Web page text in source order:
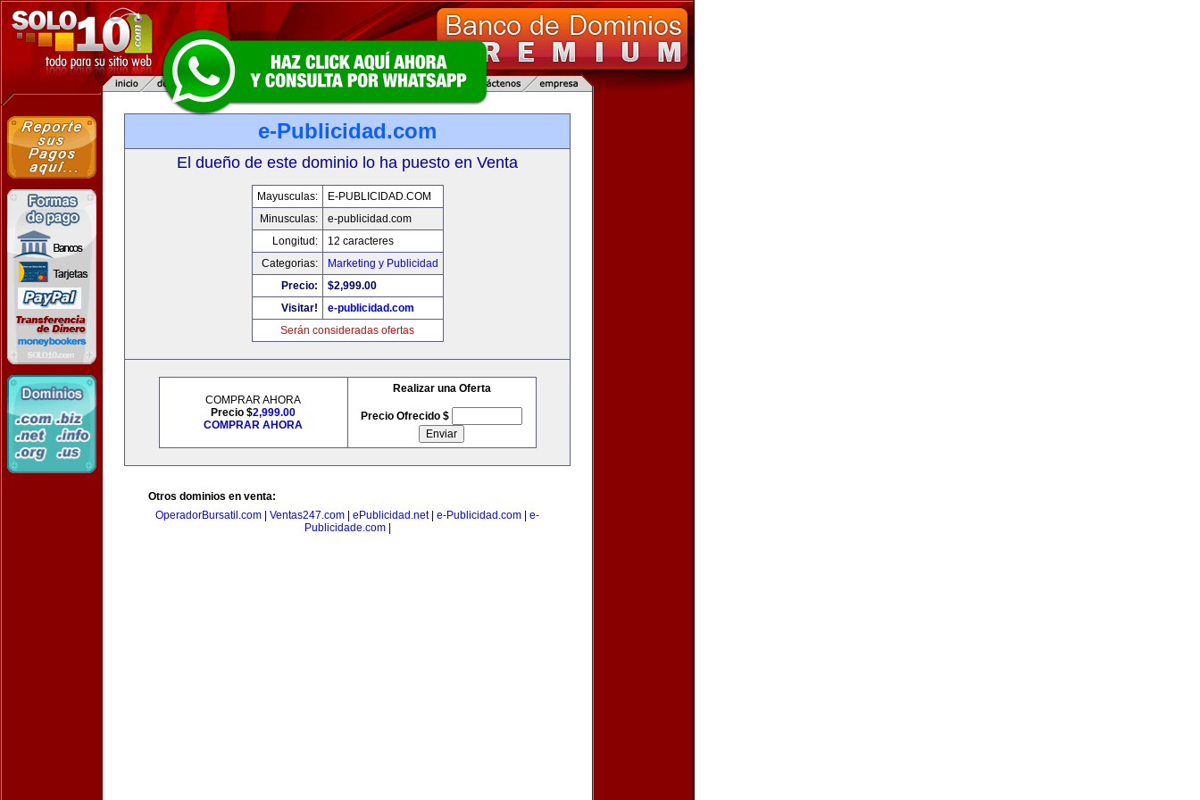
e-Publicidad.com
El dueño de este dominio lo ha puesto en Venta
Mayusculas:
E-PUBLICIDAD.COM
Minusculas:
e-publicidad.com
Longitud:
12 caracteres
Categorias:
Marketing y Publicidad
Precio:
$2,999.00
Visitar!
e-publicidad.com
Serán consideradas ofertas
COMPRAR AHORA
Precio $2,999.00
COMPRAR AHORA
Realizar una Oferta
Precio Ofrecido $
Otros dominios en venta:
OperadorBursatil.com
Ventas247.com ePublicidad.net| e-Publicidad.com
e-
Publicidade.com|